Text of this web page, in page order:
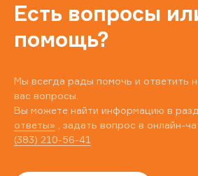
Есть вопросы
помощь?
Мы всегда рады помочь и ответить
вас вопросы.
Вы можете найти информацию в
ответы» , задать вопрос в онлайн-
(383) 210-56-41